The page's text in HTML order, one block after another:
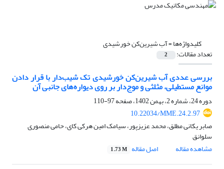
کلیدواژه‌ها =آب شیرین‌کن خورشیدی
تعداد مقالات: 2
بررسی عددی آب شیرین‌کن خورشیدی تک شیب‌دار با قرار دادن
موانع مستطیلی، مثلثی و موج‎‌دار بر روی دیواره‌های جانبی آن
دوره 24، شماره 2، بهمن 1402، صفحه
97-110
10.22034/MME.24.2.97
صابر یکانی مطلق، محمد عزیزپور، سیامک امین هرکی کای، حامی منصوری
سلوانق
مشاهده مقاله
اصل مقاله 1.73 M